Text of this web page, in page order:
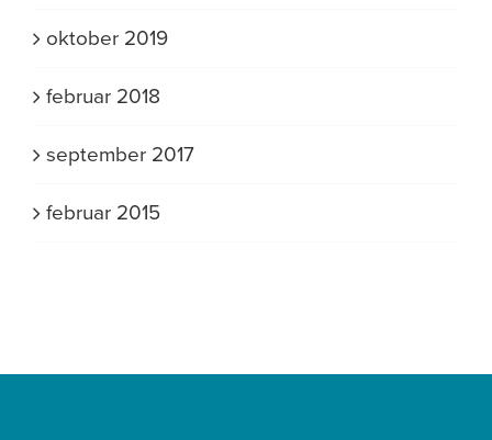
oktober 2019
februar 2018
september 2017
februar 2015